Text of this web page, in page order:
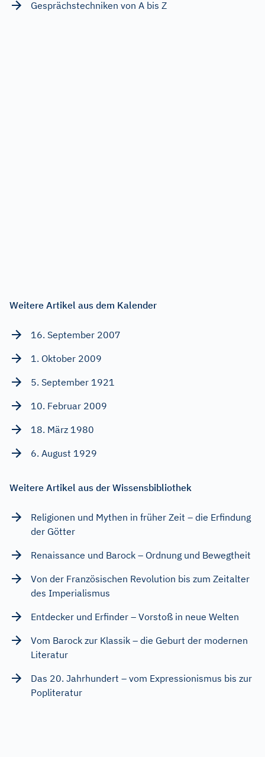
Gesprächstechniken von A bis Z
Weitere Artikel aus dem Kalender
16. September 2007
1. Oktober 2009
5. September 1921
10. Februar 2009
18. März 1980
6. August 1929
Weitere Artikel aus der Wissensbibliothek
Religionen und Mythen in früher Zeit – die Erfindung
der Götter
Renaissance und Barock – Ordnung und Bewegtheit
Von der Französischen Revolution bis zum Zeitalter
des Imperialismus
Entdecker und Erfinder – Vorstoß in neue Welten
Vom Barock zur Klassik – die Geburt der modernen
Literatur
Das 20. Jahrhundert – vom Expressionismus bis zur
Popliteratur